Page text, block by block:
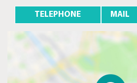
TELEPHONE MAIL